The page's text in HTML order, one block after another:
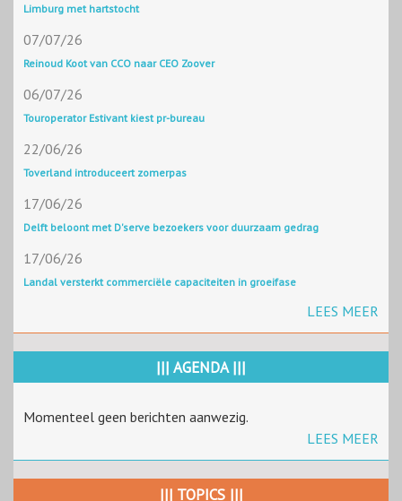
Limburg met hartstocht
07/07/26
Reinoud Koot van CCO naar CEO Zoover
06/07/26
Touroperator Estivant kiest pr-bureau
22/06/26
Toverland introduceert zomerpas
17/06/26
Delft beloont met D'serve bezoekers voor duurzaam gedrag
17/06/26
Landal versterkt commerciële capaciteiten in groeifase
LEES MEER
||| AGENDA |||
Momenteel geen berichten aanwezig.
LEES MEER
||| TOPICS |||